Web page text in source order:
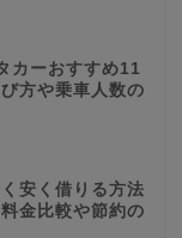
カーおすすめ11
方や乗車人数の
安く借りる方法
金比較や節約の